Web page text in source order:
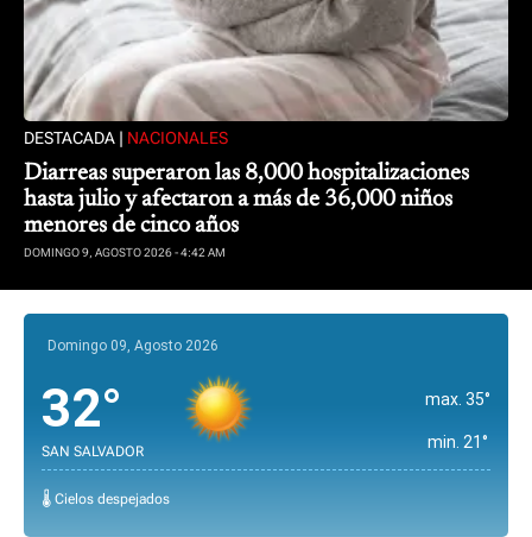
DESTACADA | NACIONALES
Diarreas superaron las 8,000 hospitalizaciones
hasta julio y afectaron a más de 36,000 niños
menores de cinco años
DOMINGO 9, AGOSTO 2026 - 4:42 AM
Domingo 09, Agosto 2026
32°
SAN SALVADOR
max. 35°
min. 21°
🌡️ Cielos despejados